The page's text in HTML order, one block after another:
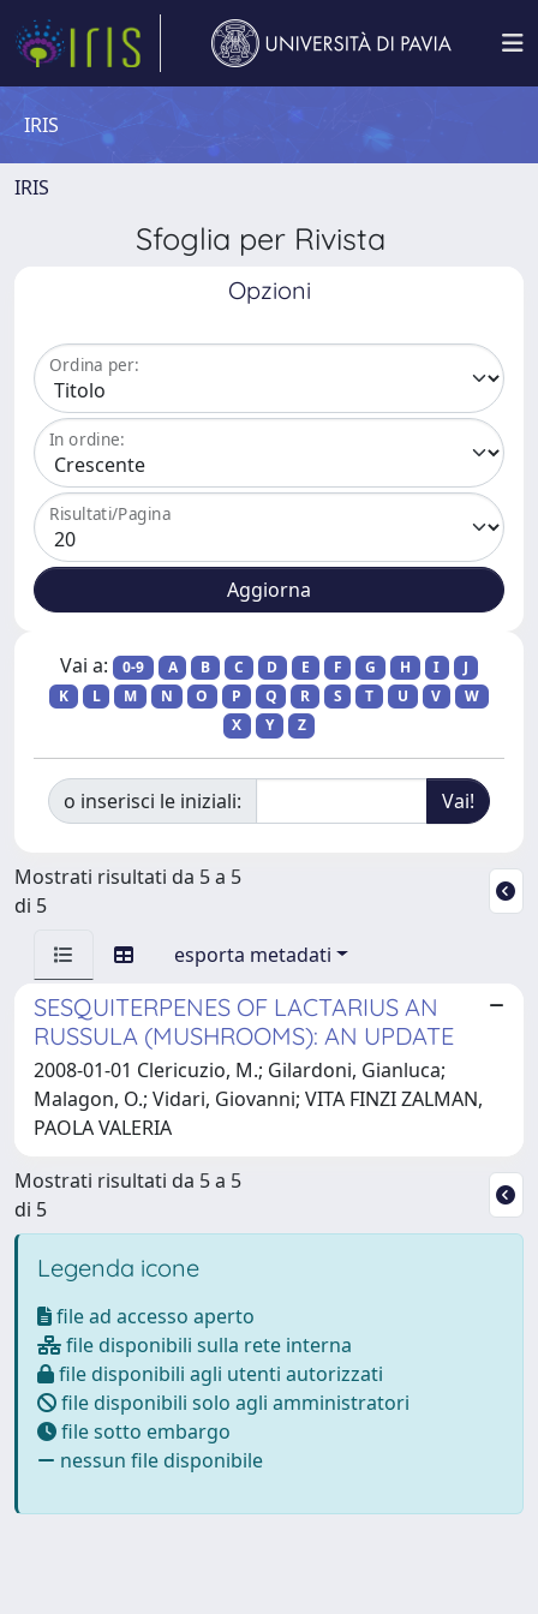
IRIS
IRIS
Sfoglia per Rivista
Opzioni
Ordina per:
In ordine:
Risultati/Pagina
Vai a: 0-9 A B C D E F G H I
J
K
L M N O P Q R S T U V
W
X
Y Z
o inserisci le iniziali:
Mostrati risultati da 5 a 5
di 5
esporta metadati
SESQUITERPENES OF LACTARIUS AN
RUSSULA (MUSHROOMS): AN UPDATE
2008-01-01 Clericuzio, M.; Gilardoni, Gianluca;
Malagon, O.; Vidari, Giovanni; VITA FINZI ZALMAN,
PAOLA VALERIA
Mostrati risultati da 5 a 5
di 5
Legenda icone
file ad accesso aperto
file disponibili sulla rete interna
file disponibili agli utenti autorizzati
file disponibili solo agli amministratori
file sotto embargo
nessun file disponibile